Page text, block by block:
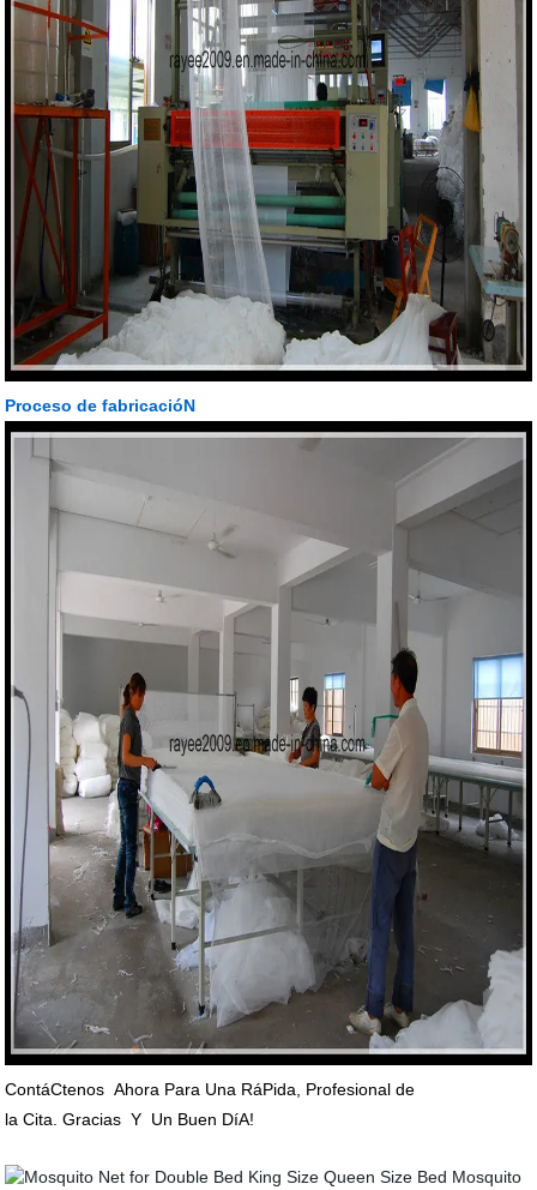
Proceso de fabricacióN
ContáCtenos Ahora Para Una RáPida, Profesional de
la Cita. Gracias Y Un Buen DíA!